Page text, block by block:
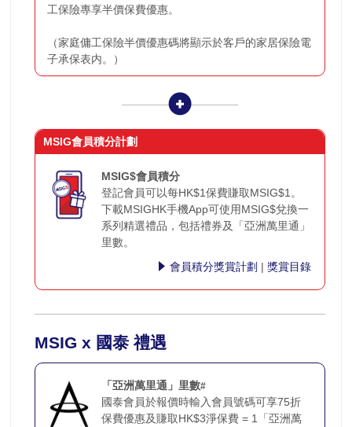
工保險專享半價保費優惠。
（家庭傭工保險半價優惠碼將顯示於客戶的家居保險電
子承保表内。）
MSIG會員積分計劃
MSIG$會員積分
登記會員可以每HK$1保費賺取MSIG$1。
下載MSIGHK手機App可使用MSIG$兌換一
系列精選禮品，包括禮券及「亞洲萬里通」
里數。
會員積分獎賞計劃 | 獎賞目錄
MSIG x 國泰 禮遇
「亞洲萬里通」里數#
國泰會員於報價時輸入會員號碼可享75折
保費優惠及賺取HK$3淨保費 = 1「亞洲萬